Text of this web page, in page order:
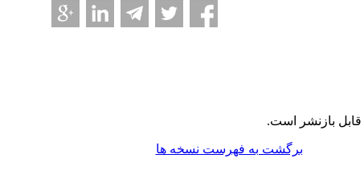
قابل بازنشر است.
برگشت به فهرست نسخه ها